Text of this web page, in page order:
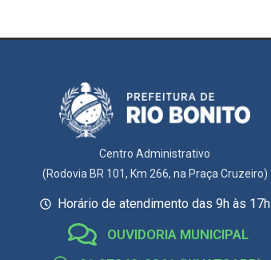
Centro Administrativo
(Rodovia BR 101, Km 266, na Praça Cruzeiro)
Horário de atendimento das 9h às 17h
OUVIDORIA MUNICIPAL